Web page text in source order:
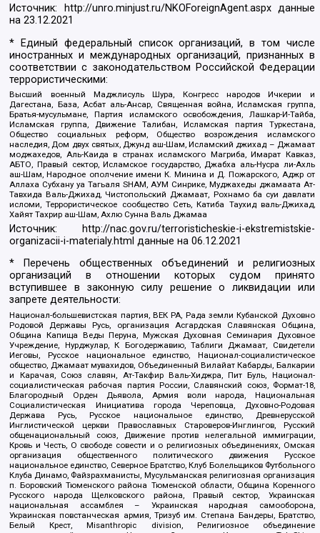
Источник: http://unro.minjust.ru/NKOForeignAgent.aspxданные
на23.12.2021
* Единый федеральный список организаций, в том числе
иностранных и международных организаций, признанных в
соответствии с законодательством Российской Федерации
террористическими:
Высший военный Маджлисуль Шура, Конгресс народов Ичкерии и
Дагестана, База, Асбат аль-Ансар, Священная война, Исламская группа,
Братья-мусульмане, Партия исламского освобождения, Лашкар-И-Тайба,
Исламская группа, Движение Талибан, Исламская партия Туркестана,
Общество социальных реформ, Общество возрождения исламского
наследия, Дом двух святых, Джунд аш-Шам, Исламский джихад – Джамаат
моджахедов, Аль-Каида в странах исламского Магриба, Имарат Кавказ,
АБТО, Правый сектор, Исламское государство, Джабха аль-Нусра ли-Ахль
аш-Шам, Народное ополчение имени К. Минина и Д. Пожарского, Аджр от
Аллаха Субхану уа Тагьаля SHAM, АУМ Синрике, Муджахеды джамаата Ат-
Тавхида Валь-Джихад, Чистопольский Джамаат, Рохнамо ба суи давлати
исломи, Террористическое сообщество Сеть, Катиба Таухид валь-Джихад,
Хайят Тахрир аш-Шам, Ахлю Сунна Валь Джамаа
Источник:
http://nac.gov.ru/terroristicheskie-i-ekstremistskie-
organizacii-i-materialy.html данные на06.12.2021
* Перечень общественных объединений и религиозных
организаций в отношении которых судом принято
вступившее в законную силу решение о ликвидации или
запрете деятельности:
Национал-большевистская партия, ВЕК РА, Рада земли Кубанской Духовно
Родовой Державы Русь, организация Асгардская Славянская Община,
Община Капища Веды Перуна, Мужская Духовная Семинария Духовное
Учреждение, Нурджулар, К Богодержавию, Таблиги Джамаат, Свидетели
Иеговы, Русское национальное единство, Национал-социалистическое
общество, Джамаат мувахидов, Объединенный Вилайат Кабарды, Балкарии
и Карачая, Союз славян, Ат-Такфир Валь-Хиджра, Пит Буль, Национал-
социалистическая рабочая партия России, Славянский союз, Формат-18,
Благородный Орден Дьявола, Армия воли народа, Национальная
Социалистическая Инициатива города Череповца, Духовно-Родовая
Держава Русь, Русское национальное единство, Древнерусской
Инглистической церкви Православных Староверов-Инглингов, Русский
общенациональный союз, Движение против нелегальной иммиграции,
Кровь и Честь, О свободе совести и о религиозных объединениях, Омская
организация общественного политического движения Русское
национальное единство, Северное Братство, Клуб Болельщиков Футбольного
Клуба Динамо, Файзрахманисты, Мусульманская религиозная организация
п. Боровский Тюменского района Тюменской области, Община Коренного
Русского народа Щелковского района, Правый сектор, Украинская
национальная ассамблея – Украинская народная самооборона,
Украинская повстанческая армия, Тризуб им. Степана Бандеры, Братство,
Белый Крест, Misanthropic division, Религиозное объединение